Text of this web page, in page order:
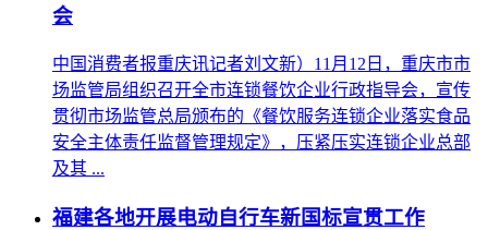
会
中国消费者报重庆讯记者刘文新）11月12日，重庆市市
场监管局组织召开全市连锁餐饮企业行政指导会，宣传
贯彻市场监管总局颁布的《餐饮服务连锁企业落实食品
安全主体责任监督管理规定》，压紧压实连锁企业总部
及其 ...
福建各地开展电动自行车新国标宣贯工作